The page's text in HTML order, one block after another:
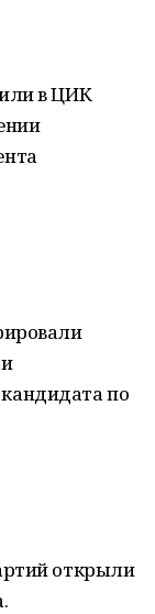
в ЦИК
по
открыли